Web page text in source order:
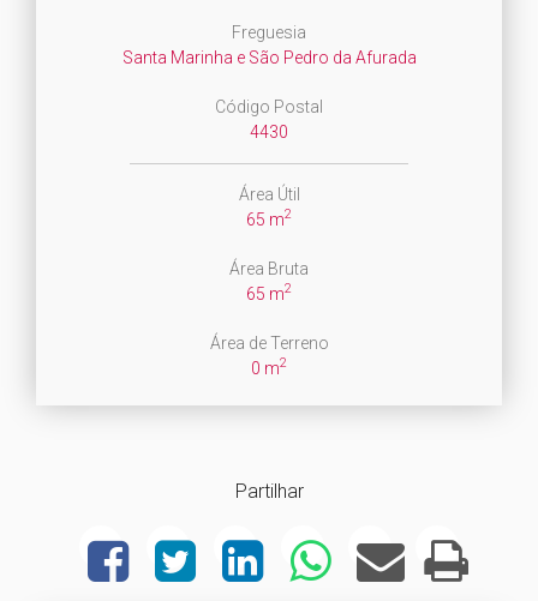
Freguesia
Santa Marinha e São Pedro da Afurada
Código Postal
4430
Área Útil
65 m2
Área Bruta
65 m2
Área de Terreno
0 m2
Partilhar